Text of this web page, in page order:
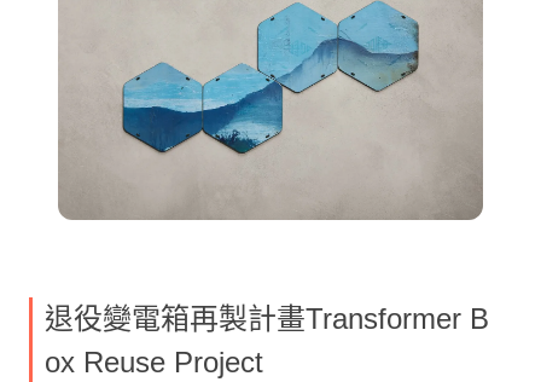
退役變電箱再製計畫Transformer B
ox Reuse Project